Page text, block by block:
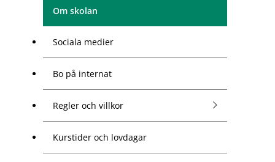
Om skolan
Sociala medier
Bo på internat
Regler och villkor
Kurstider och lovdagar